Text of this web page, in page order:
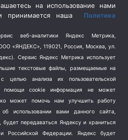
(404)
на использование нами
принимается наша Политика
веб-аналитики Яндекс Метрика,
«ЯНДЕКС», 119021, Россия, Москва, ул.
Сервис Яндекс Метрика использует
текстовые файлы, размещаемые на
целью анализа их пользовательской
помощи cookie информация не может
может помочь нам улучшить работу
использовании вами данного сайта,
передаваться Яндексу и храниться
Федерации. Яндекс будет